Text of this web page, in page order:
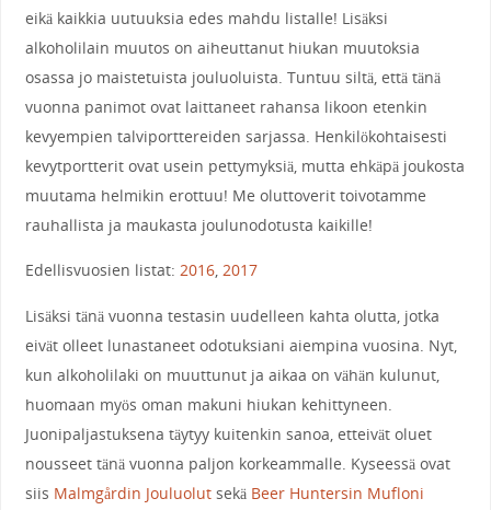
eikä kaikkia uutuuksia edes mahdu listalle! Lisäksi
alkoholilain muutos on aiheuttanut hiukan muutoksia
osassa jo maistetuista jouluoluista. Tuntuu siltä, että tänä
vuonna panimot ovat laittaneet rahansa likoon etenkin
kevyempien talviporttereiden sarjassa. Henkilökohtaisesti
kevytportterit ovat usein pettymyksiä, mutta ehkäpä joukosta
muutama helmikin erottuu! Me oluttoverit toivotamme
rauhallista ja maukasta joulunodotusta kaikille!
Edellisvuosien listat: 2016, 2017
Lisäksi tänä vuonna testasin uudelleen kahta olutta, jotka
eivät olleet lunastaneet odotuksiani aiempina vuosina. Nyt,
kun alkoholilaki on muuttunut ja aikaa on vähän kulunut,
huomaan myös oman makuni hiukan kehittyneen.
Juonipaljastuksena täytyy kuitenkin sanoa, etteivät oluet
nousseet tänä vuonna paljon korkeammalle. Kyseessä ovat
siis Malmgårdin Jouluolutsekä Beer Huntersin Mufloni